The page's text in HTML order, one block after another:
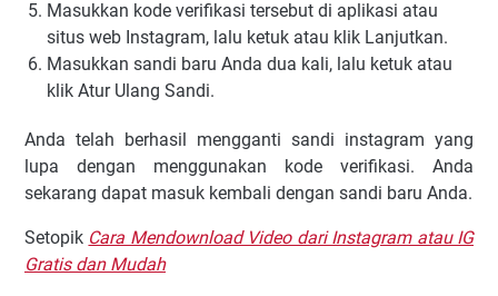
Masukkan kode verifikasi tersebut di aplikasi atau
situs web Instagram, lalu ketuk atau klik Lanjutkan.
Masukkan sandi baru Anda dua kali, lalu ketuk atau
klik Atur Ulang Sandi.
Anda telah berhasil mengganti sandi instagram yang
lupa dengan menggunakan kode verifikasi. Anda
sekarang dapat masuk kembali dengan sandi baru Anda.
Setopik Cara Mendownload Video dari Instagram atau IG
Gratis dan Mudah